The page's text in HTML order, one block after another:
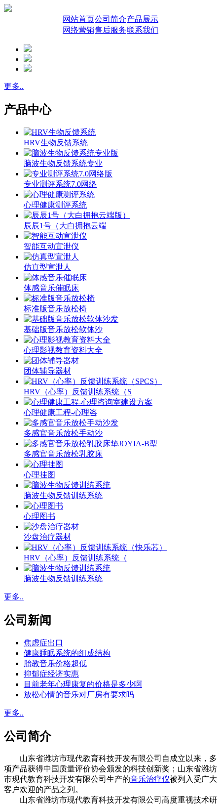
网站首页公司简介产品展示
网络营销售后服务联系我们
更多..
产品中心
HRV生物反馈系统
脑波生物反馈系统专业
专业测评系统7.0网络
心理健康测评系统
辰辰1号（大白拥抱云端
智能互动宣泄仪
仿真型宣泄人
体感音乐催眠床
标准版音乐放松椅
基础版音乐放松软体沙
心理影视教育资料大全
团体辅导器材
HRV（心率）反馈训练系统（S
心理健康工程-心理咨
多感官音乐放松手动沙
多感官音乐放松乳胶床
心理挂图
脑波生物反馈训练系统
心理图书
沙盘治疗器材
HRV（心率）反馈训练系统（
脑波生物反馈训练系统
更多..
公司新闻
焦虑症出口
健康睡眠系统的组成结构
胎教音乐价格超低
抑郁症经济实惠
目前老年心理康复的价格是多少啊
放松心情的音乐对厂房有要求吗
更多..
公司简介
山东省潍坊市现代教育科技开发有限公司自成立以来，多
项产品获得中国质量评价协会颁发的科技创新奖；山东省潍坊
市现代教育科技开发有限公司生产的音乐治疗仪被列入受广大
客户欢迎的产品之列。
山东省潍坊市现代教育科技开发有限公司高度重视技术研